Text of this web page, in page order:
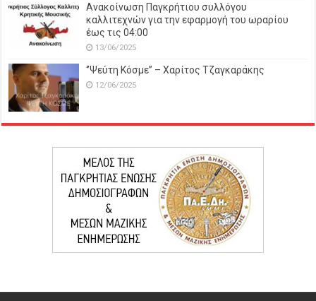
Ανακοίνωση Παγκρήτιου συλλόγου
καλλιτεχνών για την εφαρμογή του ωραρίου
έως τις 04:00
13/06/2025
‘’Ψεύτη Κόσμε’’ – Χαρίτος Τζαγκαράκης
12/06/2025